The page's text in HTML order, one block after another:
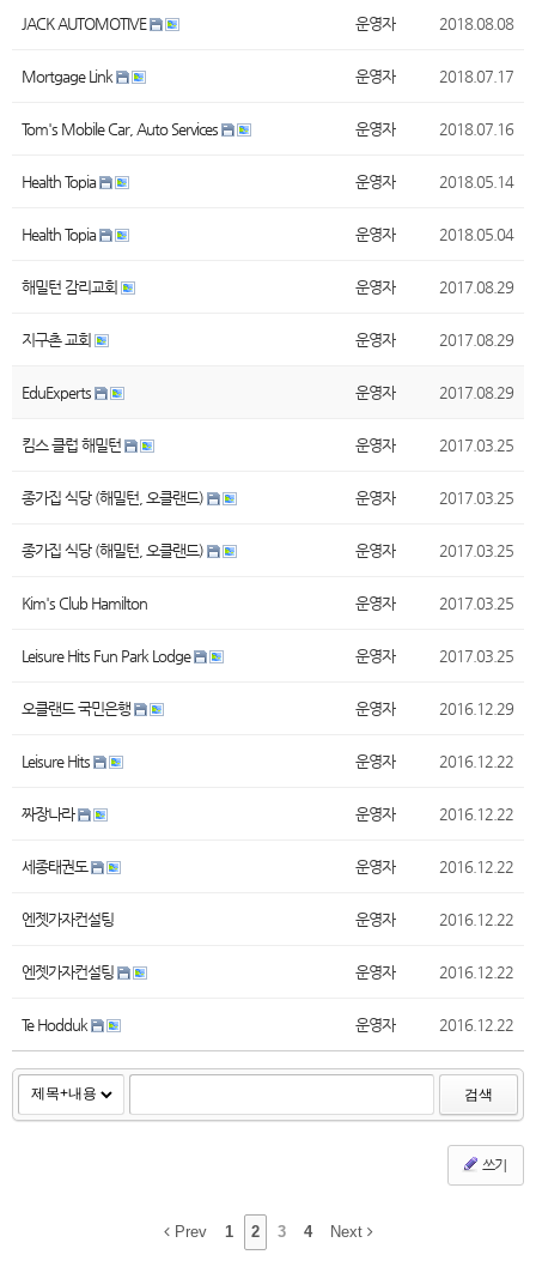
JACK AUTOMOTIVE 운영자 2018.08.08
Mortgage Link 운영자 2018.07.17
Tom's Mobile Car, Auto Services 운영자 2018.07.16
Health Topia 운영자 2018.05.14
Health Topia 운영자 2018.05.04
해밀턴 감리교회 운영자 2017.08.29
지구촌 교회 운영자 2017.08.29
EduExperts 운영자 2017.08.29
킴스 클럽 해밀턴 운영자 2017.03.25
종가집 식당 (해밀턴, 오클랜드) 운영자 2017.03.25
종가집 식당 (해밀턴, 오클랜드) 운영자 2017.03.25
Kim's Club Hamilton 운영자 2017.03.25
Leisure Hits Fun Park Lodge 운영자 2017.03.25
오클랜드 국민은행 운영자 2016.12.29
Leisure Hits 운영자 2016.12.22
짜장나라 운영자 2016.12.22
세종태권도 운영자 2016.12.22
엔젯가자컨설팅 운영자 2016.12.22
엔젯가자컨설팅 운영자 2016.12.22
Te Hodduk 운영자 2016.12.22
검색
쓰기
Prev 1 2 3 4 Next